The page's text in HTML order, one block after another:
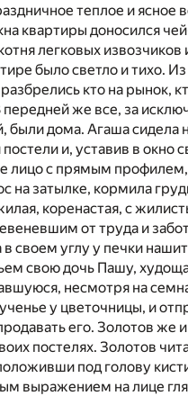
теплое и ясное
квартиры доносился
легковых извозчиков
было светло и тихо.
кто на рынок,
же все, за
были дома. Агаша сидела
и, уставив в окно
лицо с прямым
на затылке, кормила
коренастая, с
от труда и
своем углу у печки
свою дочь Пашу,
несмотря на
у цветочницы, и
его. Золотов же
постелях. Золотов
под голову
выражением на лице